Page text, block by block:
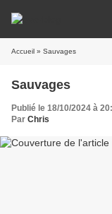
Accueil » Sauvages
Sauvages
Publié le 18/10/2024 à
Par Chris